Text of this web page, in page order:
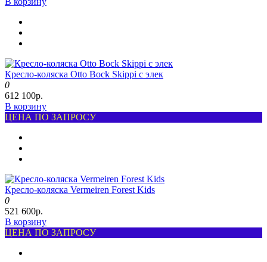
Кресло-коляска Otto Bock Skippi с элек
0
612 100р.
В корзину
ЦЕНА ПО ЗАПРОСУ
Кресло-коляска Vermeiren Forest Kids
0
521 600р.
В корзину
ЦЕНА ПО ЗАПРОСУ